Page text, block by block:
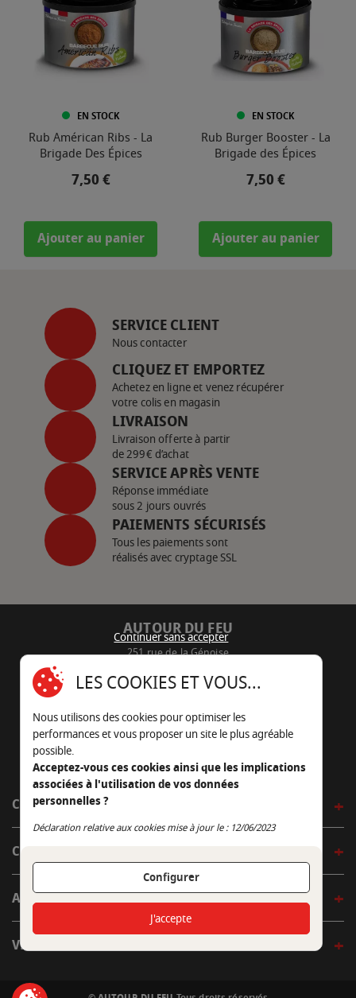
EN STOCK
Rub Américan Ribs - La
Brigade Des Épices
Prix
7,50 €
Ajouter au panier
EN STOCK
Rub Burger Booster - La
Brigade des Épices
Prix
7,50 €
Ajouter au panier
SERVICE CLIENT
Nous contacter
CLIQUEZ ET EMPORTEZ
Achetez en ligne et venez récupérer
votre colis en magasin
LIVRAISON
Livraison offerte à partir
de 299€ d’achat
SERVICE APRÈS VENTE
Réponse immédiate
sous 2 jours ouvrés
PAIEMENTS SÉCURISÉS
Tous les paiements sont
réalisés avec cryptage SSL
AUTOUR DU FEU
251 rue de la Génoise
05 45 22 98 09
Nous envoyer un e-mail
CÔTÉ OUTDOOR
CÔTÉ INDOOR
AUTOUR DE LA TABLE
VENIR EN BOUTIQUE
Continuer sans accepter
LES COOKIES ET VOUS...
Nous utilisons des cookies pour optimiser les
performances et vous proposer un site le plus agréable
possible.
Acceptez-vous ces cookies ainsi que les implications
associées à l'utilisation de vos données
personnelles ?
Déclaration relative aux cookies mise à jour le : 12/06/2023
Configurer
Continuer sans accepter
J'accepte